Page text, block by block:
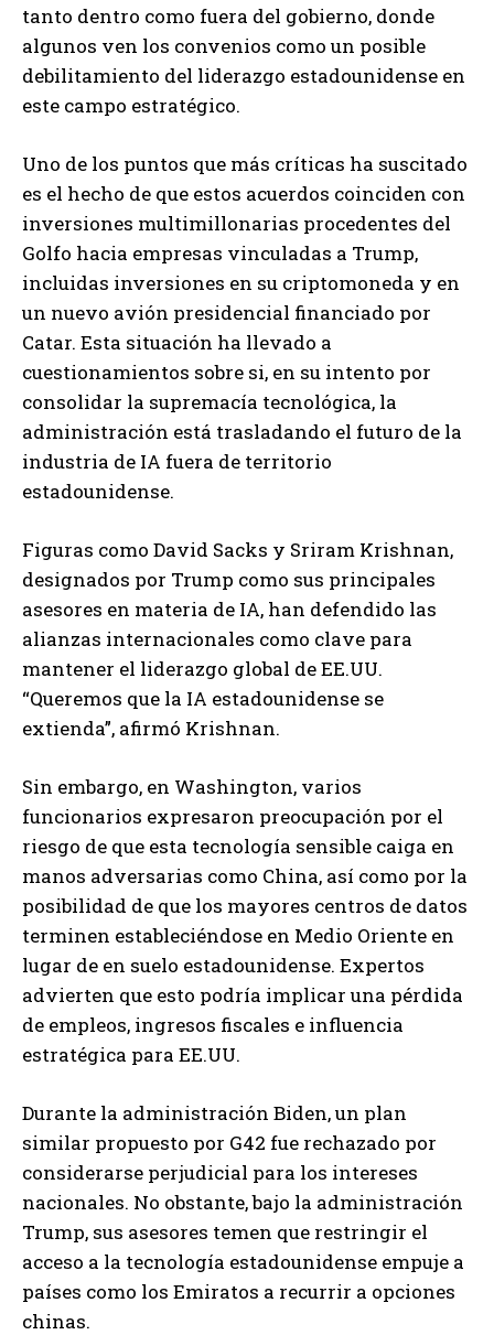
tanto dentro como fuera del gobierno, donde
algunos ven los convenios como un posible
debilitamiento del liderazgo estadounidense en
este campo estratégico.
Uno de los puntos que más críticas ha suscitado
es el hecho de que estos acuerdos coinciden con
inversiones multimillonarias procedentes del
Golfo hacia empresas vinculadas a Trump,
incluidas inversiones en su criptomoneda y en
un nuevo avión presidencial financiado por
Catar. Esta situación ha llevado a
cuestionamientos sobre si, en su intento por
consolidar la supremacía tecnológica, la
administración está trasladando el futuro de la
industria de IA fuera de territorio
estadounidense.
Figuras como David Sacks y Sriram Krishnan,
designados por Trump como sus principales
asesores en materia de IA, han defendido las
alianzas internacionales como clave para
mantener el liderazgo global de EE.UU.
“Queremos que la IA estadounidense se
extienda”, afirmó Krishnan.
Sin embargo, en Washington, varios
funcionarios expresaron preocupación por el
riesgo de que esta tecnología sensible caiga en
manos adversarias como China, así como por la
posibilidad de que los mayores centros de datos
terminen estableciéndose en Medio Oriente en
lugar de en suelo estadounidense. Expertos
advierten que esto podría implicar una pérdida
de empleos, ingresos fiscales e influencia
estratégica para EE.UU.
Durante la administración Biden, un plan
similar propuesto por G42 fue rechazado por
considerarse perjudicial para los intereses
nacionales. No obstante, bajo la administración
Trump, sus asesores temen que restringir el
acceso a la tecnología estadounidense empuje a
países como los Emiratos a recurrir a opciones
chinas.